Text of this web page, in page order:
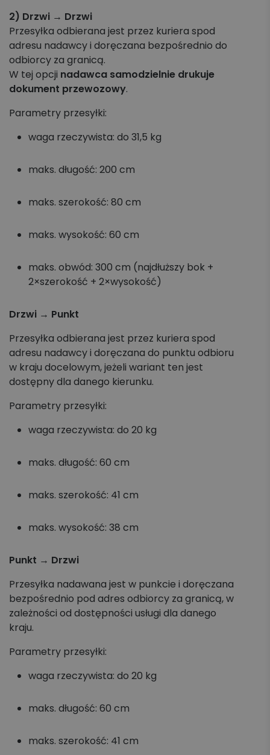
Regulaminy i Cenniki
2) Drzwi → Drzwi
Przesyłka odbierana jest przez kuriera spod
adresu nadawcy i doręczana bezpośrednio do
odbiorcy za granicą.
W tej opcji nadawca samodzielnie drukuje
dokument przewozowy.
Parametry przesyłki:
waga rzeczywista: do 31,5 kg
maks. długość: 200 cm
maks. szerokość: 80 cm
maks. wysokość: 60 cm
maks. obwód: 300 cm (najdłuższy bok +
2×szerokość + 2×wysokość)
Drzwi → Punkt
Przesyłka odbierana jest przez kuriera spod
adresu nadawcy i doręczana do punktu odbioru
w kraju docelowym, jeżeli wariant ten jest
dostępny dla danego kierunku.
Parametry przesyłki:
waga rzeczywista: do 20 kg
maks. długość: 60 cm
maks. szerokość: 41 cm
maks. wysokość: 38 cm
Punkt → Drzwi
Przesyłka nadawana jest w punkcie i doręczana
bezpośrednio pod adres odbiorcy za granicą, w
zależności od dostępności usługi dla danego
kraju.
Parametry przesyłki:
waga rzeczywista: do 20 kg
maks. długość: 60 cm
maks. szerokość: 41 cm